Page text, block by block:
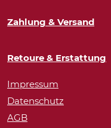
Zahlung & Versand
Retoure & Erstattung
Impressum
Datenschutz
AGB